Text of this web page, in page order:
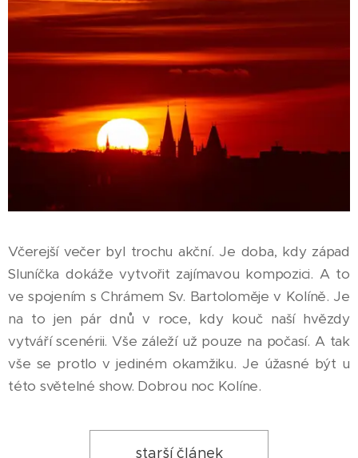
Včerejší večer byl trochu akční. Je doba, kdy západ
Sluníčka dokáže vytvořit zajímavou kompozici. A to
ve spojením s Chrámem Sv. Bartoloměje v Kolíně. Je
na to jen pár dnů v roce, kdy kouč naší hvězdy
vytváří scenérii. Vše záleží už pouze na počasí. A tak
vše se protlo v jediném okamžiku. Je úžasné být u
této světelné show. Dobrou noc Kolíne.
starší článek